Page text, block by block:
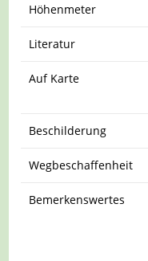
Höhenmeter
Literatur
Auf Karte
Beschilderung
Wegbeschaffenheit
Bemerkenswertes